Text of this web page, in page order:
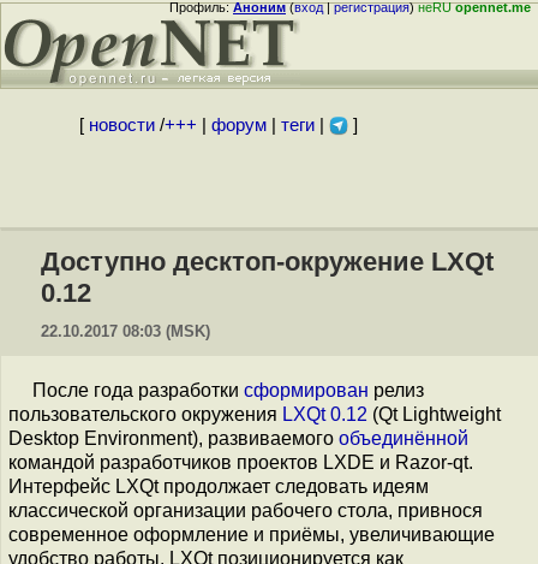
Профиль:Аноним(вход|регистрация)неRUopennet.me
[ новости/+++ форум| теги| ]
Доступно десктоп-окружениe LXQt
0.12
22.10.2017 08:03 (MSK)
После года разработки сформирован релиз
пользовательского окружения LXQt 0.12 (Qt Lightweight
Desktop Environment), развиваемого объединённой
командой разработчиков проектов LXDE и Razor-qt.
Интерфейс LXQt продолжает следовать идеям
классической организации рабочего стола, привнося
современное оформление и приёмы, увеличивающие
удобство работы. LXQt позиционируется как